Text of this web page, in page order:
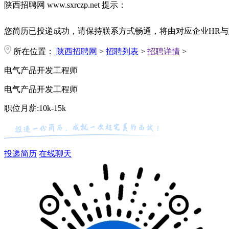
陕西招聘网 www.sxrczp.net 提示：
您简历已投递成功，请保持联系方式畅通，将由对应企业HR
所在位置： 陕西招聘网 > 招聘列表 > 招聘详情 >
电气产品开发工程师
电气产品开发工程师
职位月薪:10k-15k
投递简历 在线聊天